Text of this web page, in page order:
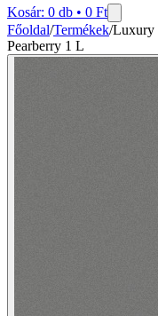
Kosár: 0 db • 0 Ft
Főoldal/Termékek/Luxury
Pearberry 1 L